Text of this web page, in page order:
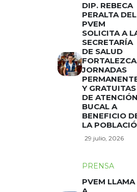
DIP. REBECA
PERALTA DEL
PVEM
SOLICITA A
SECRETARÍA
DE SALUD
FORTALEZCA
JORNADAS
Y GRATUITAS
DE
BUCAL A
BENEFICIO
LA
29 julio, 2026
PRENSA
PVEM LLAMA